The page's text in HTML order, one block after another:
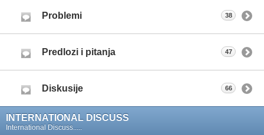
Problemi 38
Predlozi i pitanja 47
Diskusije 66
INTERNATIONAL DISCUSS
International Discuss.....